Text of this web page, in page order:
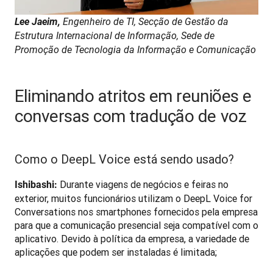
Lee Jaeim, Engenheiro de TI, Secção de Gestão da
Estrutura Internacional de Informação, Sede de
Promoção de Tecnologia da Informação e Comunicação
Eliminando atritos em reuniões e
conversas com tradução de voz
Como o DeepL Voice está sendo usado?
Ishibashi: Durante viagens de negócios e feiras no
exterior, muitos funcionários utilizam o DeepL Voice for
Conversations nos smartphones fornecidos pela empresa
para que a comunicação presencial seja compatível com o
aplicativo. Devido à política da empresa, a variedade de
aplicações que podem ser instaladas é limitada;